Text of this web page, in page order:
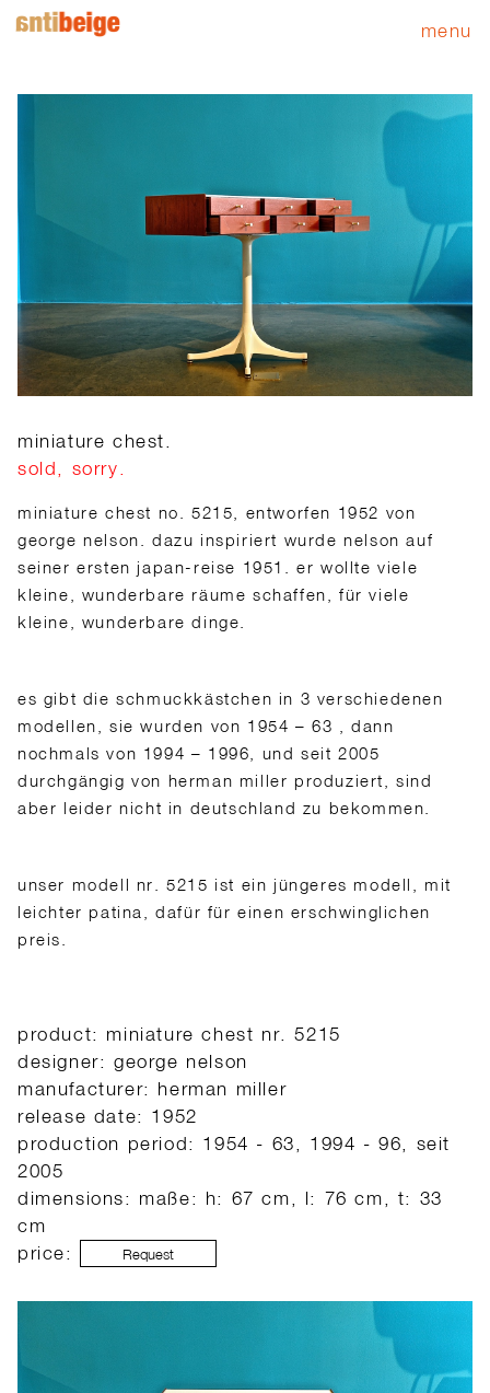
menu
miniature chest.
sold, sorry.
miniature chest no. 5215, entworfen 1952 von
george nelson. dazu inspiriert wurde nelson auf
seiner ersten japan-reise 1951. er wollte viele
kleine, wunderbare räume schaffen, für viele
kleine, wunderbare dinge.
es gibt die schmuckkästchen in 3 verschiedenen
modellen, sie wurden von 1954 – 63 , dann
nochmals von 1994 – 1996, und seit 2005
durchgängig von herman miller produziert, sind
aber leider nicht in deutschland zu bekommen.
unser modell nr. 5215 ist ein jüngeres modell, mit
leichter patina, dafür für einen erschwinglichen
preis.
product: miniature chest nr. 5215
designer: george nelson
manufacturer: herman miller
release date: 1952
production period: 1954 - 63, 1994 - 96, seit
2005
dimensions: maße: h: 67 cm, l: 76 cm, t: 33
cm
price:
Request